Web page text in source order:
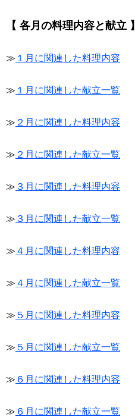
【 各月の料理内容と献立 】
≫ １月に関連した料理内容
≫ １月に関連した献立一覧
≫ ２月に関連した料理内容
≫ ２月に関連した献立一覧
≫ ３月に関連した料理内容
≫ ３月に関連した献立一覧
≫ ４月に関連した料理内容
≫ ４月に関連した献立一覧
≫ ５月に関連した料理内容
≫ ５月に関連した献立一覧
≫ ６月に関連した料理内容
≫ ６月に関連した献立一覧